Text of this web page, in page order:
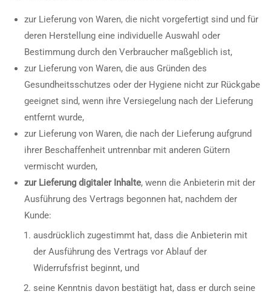
zur Lieferung von Waren, die nicht vorgefertigt sind und für
deren Herstellung eine individuelle Auswahl oder
Bestimmung durch den Verbraucher maßgeblich ist,
zur Lieferung von Waren, die aus Gründen des
Gesundheitsschutzes oder der Hygiene nicht zur Rückgabe
geeignet sind, wenn ihre Versiegelung nach der Lieferung
entfernt wurde,
zur Lieferung von Waren, die nach der Lieferung aufgrund
ihrer Beschaffenheit untrennbar mit anderen Gütern
vermischt wurden,
zur Lieferung digitaler Inhalte, wenn die Anbieterin mit der
Ausführung des Vertrags begonnen hat, nachdem der
Kunde:
ausdrücklich zugestimmt hat, dass die Anbieterin mit
der Ausführung des Vertrags vor Ablauf der
Widerrufsfrist beginnt, und
seine Kenntnis davon bestätigt hat, dass er durch seine